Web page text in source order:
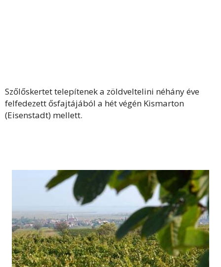
Szőlőskertet telepítenek a zöldveltelini néhány éve
felfedezett ősfajtájából a hét végén Kismarton
(Eisenstadt) mellett.